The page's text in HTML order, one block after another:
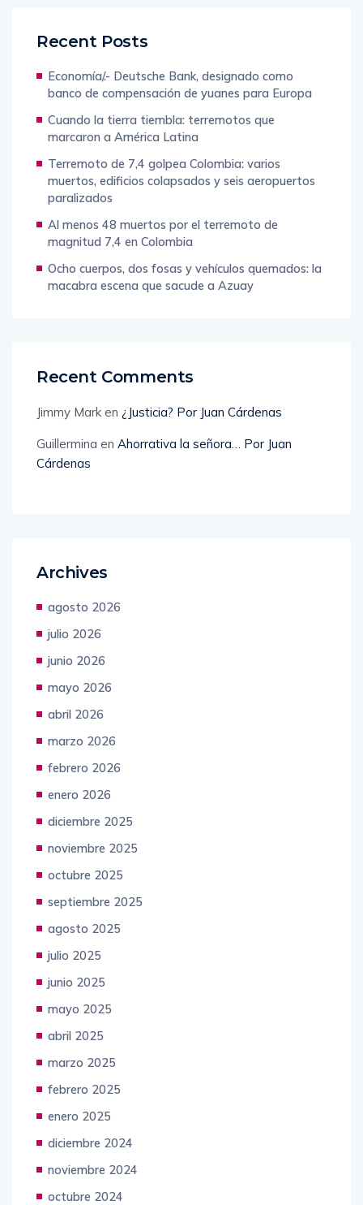
Recent Posts
Economía/.- Deutsche Bank, designado como
banco de compensación de yuanes para Europa
Cuando la tierra tiembla: terremotos que
marcaron a América Latina
Terremoto de 7,4 golpea Colombia: varios
muertos, edificios colapsados y seis aeropuertos
paralizados
Al menos 48 muertos por el terremoto de
magnitud 7,4 en Colombia
Ocho cuerpos, dos fosas y vehículos quemados: la
macabra escena que sacude a Azuay
Recent Comments
Jimmy Mark en ¿Justicia? Por Juan Cárdenas
Guillermina en Ahorrativa la señora… Por Juan
Cárdenas
Archives
agosto 2026
julio 2026
junio 2026
mayo 2026
abril 2026
marzo 2026
febrero 2026
enero 2026
diciembre 2025
noviembre 2025
octubre 2025
septiembre 2025
agosto 2025
julio 2025
junio 2025
mayo 2025
abril 2025
marzo 2025
febrero 2025
enero 2025
diciembre 2024
noviembre 2024
octubre 2024